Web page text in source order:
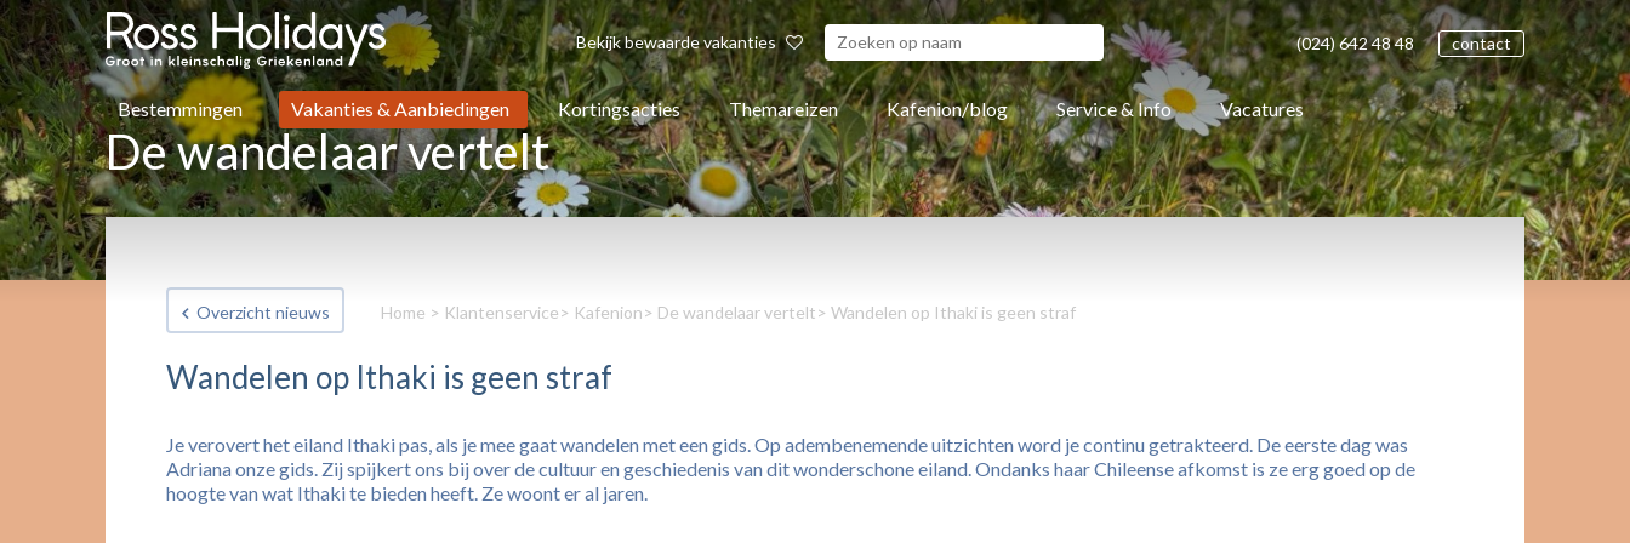
Bekijk bewaarde vakanties (024) 642 4848 contact
Bestemmingen Vakanties & Aanbiedingen Kortingsacties Themareizen Kafenion/blog Service & Info Vacatures
De wandelaar vertelt
Overzicht nieuws Home > Klantenservice> Kafenion> De wandelaar vertelt> Wandelen op Ithaki is geen straf
Wandelen op Ithaki is geen straf
Je verovert het eiland Ithaki pas, als je mee gaat wandelen met een gids. Op adembenemende uitzichten word je continu getrakteerd. De eerste dag was
Adriana onze gids. Zij spijkert ons bij over de cultuur en geschiedenis van dit wonderschone eiland. Ondanks haar Chileense afkomst is ze erg goed op de
hoogte van wat Ithaki te bieden heeft. Ze woont er al jaren.